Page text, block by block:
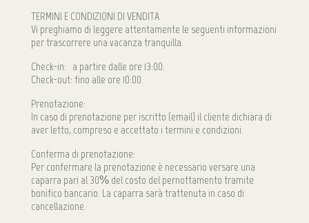
TERMINI E CONDIZIONI DI VENDITA
Vi preghiamo di leggere attentamente le seguenti informazioni
per trascorrere una vacanza tranquilla.
Check-in: a partire dalle ore 13:00.
Check-out: fino alle ore 10:00.
Prenotazione:
In caso di prenotazione per iscritto (email) il cliente dichiara di
aver letto, compreso e accettato i termini e condizioni.
Conferma di prenotazione:
Per confermare la prenotazione è necessario versare una
caparra pari al 30% del costo del pernottamento tramite
bonifico bancario. La caparra sarà trattenuta in caso di
cancellazione.